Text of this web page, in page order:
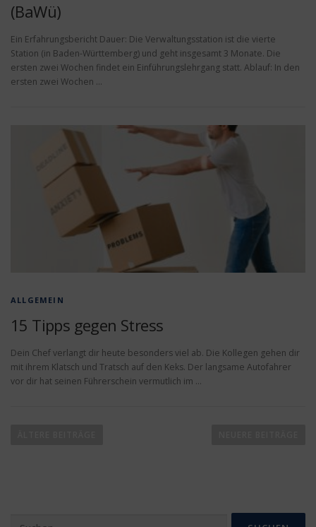
(BaWü)
Ein Erfahrungsbericht Dauer: Die Verwaltungsstation ist die vierte
Station (in Baden-Württemberg) und geht insgesamt 3 Monate. Die
ersten zwei Wochen findet ein Einführungslehrgang statt. Ablauf: In den
ersten zwei Wochen …
ALLGEMEIN
15 Tipps gegen Stress
Dein Chef verlangt dir heute besonders viel ab. Die Kollegen gehen dir
mit ihrem Klatsch und Tratsch auf den Keks. Der langsame Autofahrer
vor dir hat seinen Führerschein vermutlich im …